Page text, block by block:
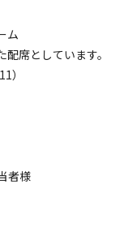
ム
としています。
）
者様